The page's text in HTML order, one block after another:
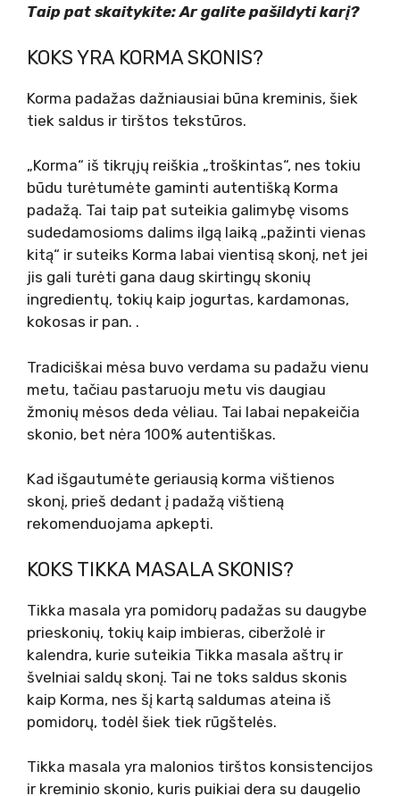
Taip pat skaitykite: Ar galite pašildyti karį?
KOKS YRA KORMA SKONIS?
Korma padažas dažniausiai būna kreminis, šiek
tiek saldus ir tirštos tekstūros.
„Korma“ iš tikrųjų reiškia „troškintas“, nes tokiu
būdu turėtumėte gaminti autentišką Korma
padažą. Tai taip pat suteikia galimybę visoms
sudedamosioms dalims ilgą laiką „pažinti vienas
kitą“ ir suteiks Korma labai vientisą skonį, net jei
jis gali turėti gana daug skirtingų skonių
ingredientų, tokių kaip jogurtas, kardamonas,
kokosas ir pan. .
Tradiciškai mėsa buvo verdama su padažu vienu
metu, tačiau pastaruoju metu vis daugiau
žmonių mėsos deda vėliau. Tai labai nepakeičia
skonio, bet nėra 100% autentiškas.
Kad išgautumėte geriausią korma vištienos
skonį, prieš dedant į padažą vištieną
rekomenduojama apkepti.
KOKS TIKKA MASALA SKONIS?
Tikka masala yra pomidorų padažas su daugybe
prieskonių, tokių kaip imbieras, ciberžolė ir
kalendra, kurie suteikia Tikka masala aštrų ir
švelniai saldų skonį. Tai ne toks saldus skonis
kaip Korma, nes šį kartą saldumas ateina iš
pomidorų, todėl šiek tiek rūgštelės.
Tikka masala yra malonios tirštos konsistencijos
ir kreminio skonio, kuris puikiai dera su daugelio